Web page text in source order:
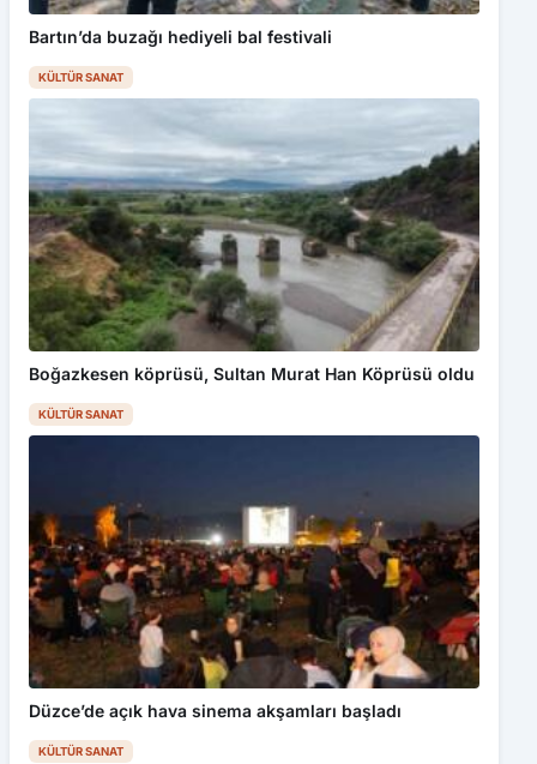
Bartın’da buzağı hediyeli bal festivali
KÜLTÜR SANAT
Boğazkesen köprüsü, Sultan Murat Han Köprüsü oldu
KÜLTÜR SANAT
Düzce’de açık hava sinema akşamları başladı
KÜLTÜR SANAT